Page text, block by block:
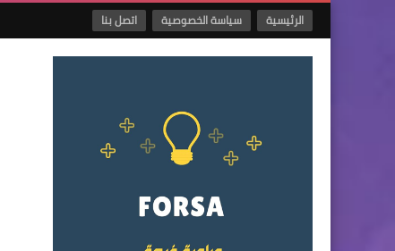
الرئيسية سياسة الخصوصية اتصل بنا